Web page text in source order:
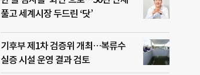
풀고 세계시장 두드린 ‘닷’
기후부 제1차 검증위 개최…복류수
실증 시설 운영 결과 검토